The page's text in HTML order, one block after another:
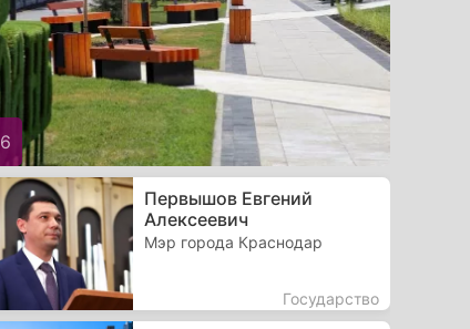
6
Первышов Евгений
Алексеевич
Мэр города Краснодар
Государство